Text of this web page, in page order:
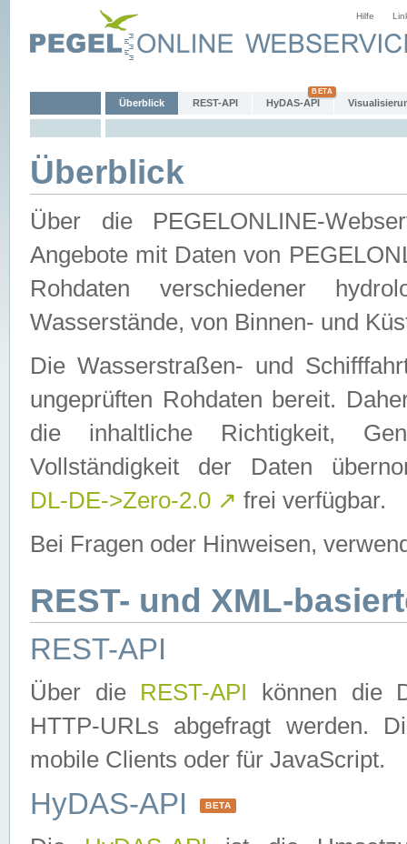
Hilfe
Überblick REST-API HyDAS-API
Überblick
Über die PEGELONLINE-
Angebote mit Daten von
Rohdaten verschiedener
Wasserstände, von Binnen- und
Die Wasserstraßen- und
ungeprüften Rohdaten bereit.
die inhaltliche Richtigkeit,
Vollständigkeit der Daten
DL-DE->Zero-2.0 ↗ frei verfügbar.
Bei Fragen oder Hinweisen,
REST- und XML-
REST-API
Über die REST-API können die
HTTP-URLs abgefragt werden.
mobile Clients oder für JavaScript.
HyDAS-API BETA